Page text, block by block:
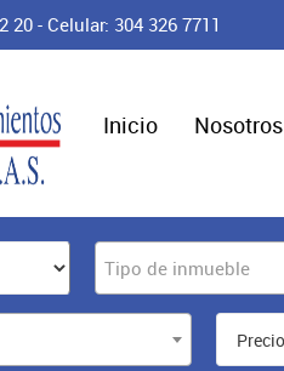
20 - Celular: 304 326 7711
Inicio Nosotros
Tipo de inmueble